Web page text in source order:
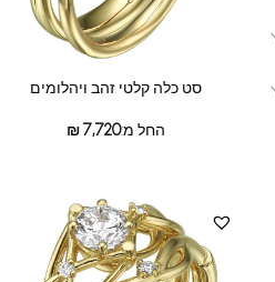
סט כלה קלטי זהב ויהלומים
החל מ: ₪7,720